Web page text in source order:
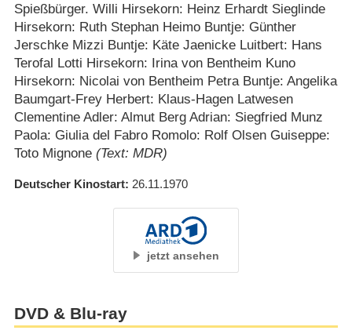
Spießbürger. Willi Hirsekorn: Heinz Erhardt Sieglinde
Hirsekorn: Ruth Stephan Heimo Buntje: Günther
Jerschke Mizzi Buntje: Käte Jaenicke Luitbert: Hans
Terofal Lotti Hirsekorn: Irina von Bentheim Kuno
Hirsekorn: Nicolai von Bentheim Petra Buntje: Angelika
Baumgart-Frey Herbert: Klaus-Hagen Latwesen
Clementine Adler: Almut Berg Adrian: Siegfried Munz
Paola: Giulia del Fabro Romolo: Rolf Olsen Guiseppe:
Toto Mignone (Text: MDR)
Deutscher Kinostart 26.11.1970
jetzt ansehen
DVD & Blu-ray